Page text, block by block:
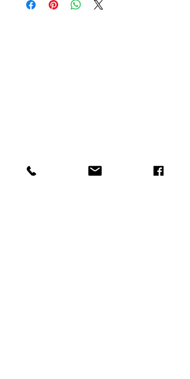
Colour 05